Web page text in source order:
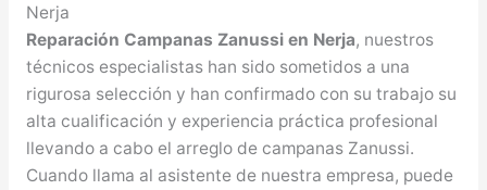
Nerja
Reparación Campanas Zanussi en Nerja, nuestros
técnicos especialistas han sido sometidos a una
rigurosa selección y han confirmado con su trabajo su
alta cualificación y experiencia práctica profesional
llevando a cabo el arreglo de campanas Zanussi.
Cuando llama al asistente de nuestra empresa, puede